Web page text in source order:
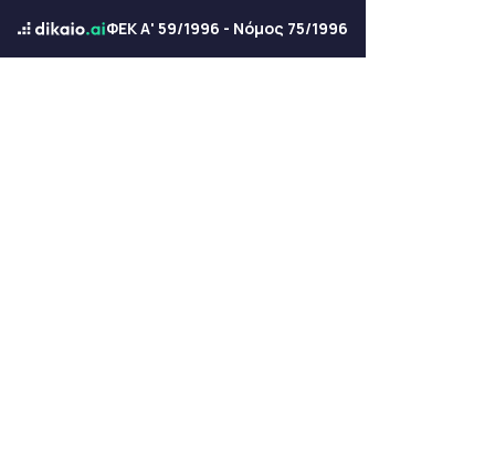
ΦΕΚ Α' 59/1996 - Νόμος 75/1996